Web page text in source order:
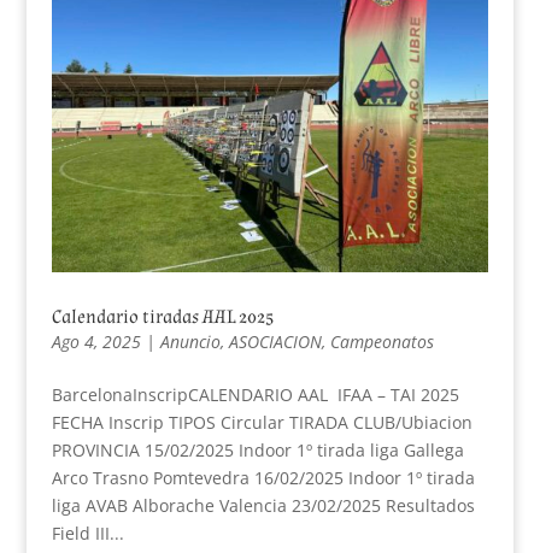
Calendario tiradas AAL 2025
Ago 4, 2025|Anuncio,ASOCIACION, Campeonatos
BarcelonaInscripCALENDARIO AAL IFAA – TAI 2025
FECHA Inscrip TIPOS Circular TIRADA CLUB/Ubiacion
PROVINCIA 15/02/2025 Indoor 1º tirada liga Gallega
Arco Trasno Pomtevedra 16/02/2025 Indoor 1º tirada
liga AVAB Alborache Valencia 23/02/2025 Resultados
Field III...